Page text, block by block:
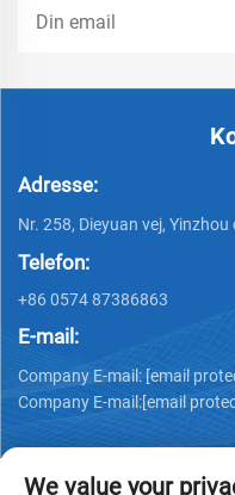
Adresse:
Nr. 258, Dieyuan vej,
Telefon:
+86 0574 87386863
E-mail:
Company E-mail: [email
Company E-mail:[email
We value your